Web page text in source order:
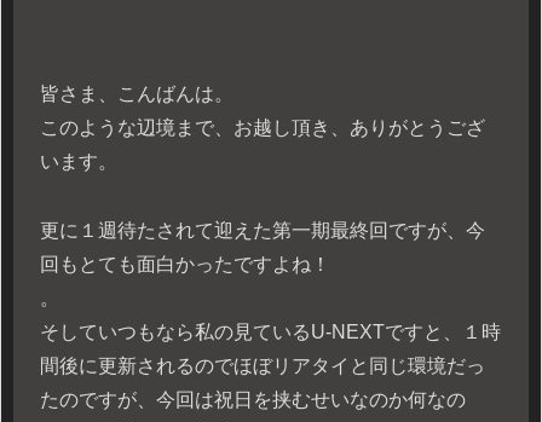
皆さま、こんばんは。
このような辺境まで、お越し頂き、ありがとうござ
います。
更に１週待たされて迎えた第一期最終回ですが、今
回もとても面白かったですよね！
。
そしていつもなら私の見ているU-NEXTですと、１時
間後に更新されるのでほぼリアタイと同じ環境だっ
たのですが、今回は祝日を挟むせいなのか何なの